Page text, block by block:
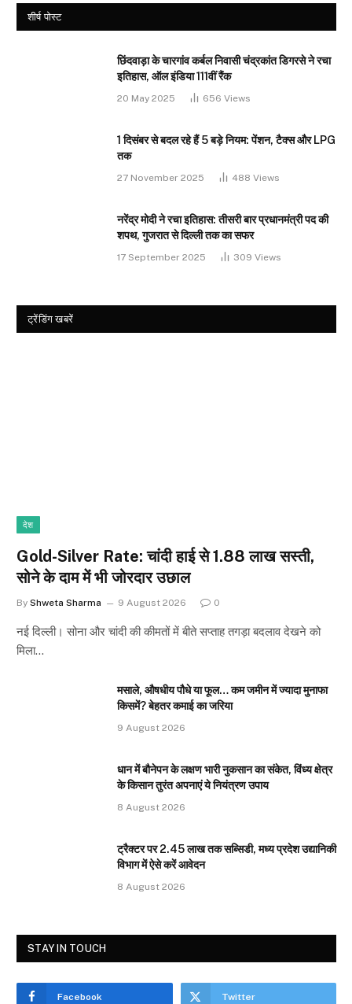
शीर्ष पोस्ट
छिंदवाड़ा के चारगांव कर्बल निवासी चंद्रकांत डिगरसे ने रचा
इतिहास, ऑल इंडिया 111वीं रैंक
20 May 2025 656 Views
1 दिसंबर से बदल रहे हैं 5 बड़े नियम: पेंशन, टैक्स और LPG
तक
27 November 2025 488 Views
नरेंद्र मोदी ने रचा इतिहास: तीसरी बार प्रधानमंत्री पद की
शपथ, गुजरात से दिल्ली तक का सफर
17 September 2025 309 Views
ट्रेंडिंग खबरें
देश
Gold-Silver Rate: चांदी हाई से ₹1.88 लाख सस्ती,
सोने के दाम में भी जोरदार उछाल
By Shweta Sharma 9 August 2026 0
नई दिल्ली। सोना और चांदी की कीमतों में बीते सप्ताह तगड़ा बदलाव देखने को
मिला…
मसाले, औषधीय पौधे या फूल… कम जमीन में ज्यादा मुनाफा
किसमें? बेहतर कमाई का जरिया
9 August 2026
धान में बौनेपन के लक्षण भारी नुकसान का संकेत, विंध्य क्षेत्र
के किसान तुरंत अपनाएं ये नियंत्रण उपाय
8 August 2026
ट्रैक्टर पर 2.45 लाख तक सब्सिडी, मध्य प्रदेश उद्यानिकी
विभाग में ऐसे करें आवेदन
8 August 2026
STAY IN TOUCH
Facebook Twitter